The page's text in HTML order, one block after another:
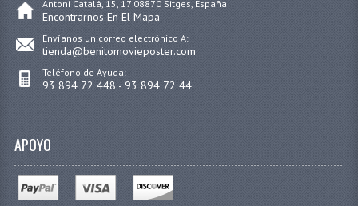
Antoni Catalá, 15, 17 08870 Sitges, España
Encontrarnos En El Mapa
Envíanos un correo electrónico A:
tienda@benitomovieposter.com
Teléfono de Ayuda:
93 894 72 448 - 93 894 72 44
APOYO